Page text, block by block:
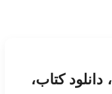
، دانلود کتاب،